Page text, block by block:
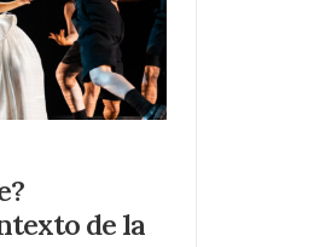
de la